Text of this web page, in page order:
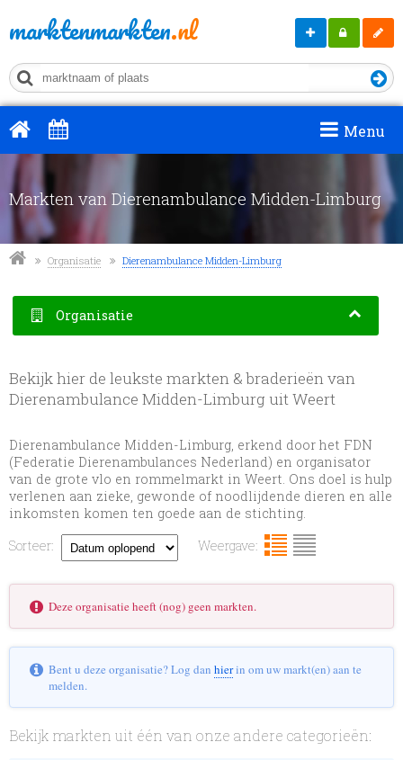
marktenmarkten.nl
Mijn
MM
Markt
aanmelden
Menu
Markten van Dierenambulance Midden-Limburg
Organisatie Dierenambulance Midden-Limburg
Organisatie
Bekijk hier de leukste markten & braderieën van
Dierenambulance Midden-Limburg uit Weert
Dierenambulance Midden-Limburg, erkend door het FDN
(Federatie Dierenambulances Nederland) en organisator
van de grote vlo en rommelmarkt in Weert. Ons doel is hulp
verlenen aan zieke, gewonde of noodlijdende dieren en alle
inkomsten komen ten goede aan de stichting.
Sorteer:
Weergave:
Deze organisatie heeft (nog) geen markten.
Bent u deze organisatie? Log dan hierin om uw markt(en) aan te
melden.
Bekijk markten uit één van onze andere categorieën: